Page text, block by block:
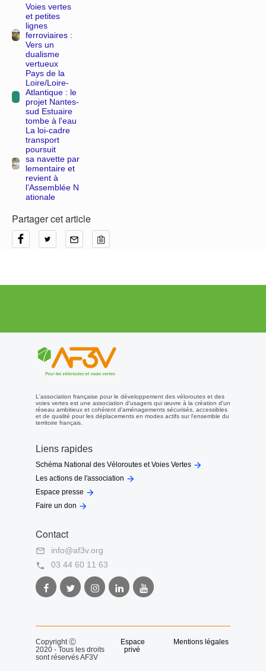
Voies vertes
et petites
lignes
ferroviaires :
Vers un
dualisme
vertueux
Pays de la
Loire/Loire-
Atlantique : le
projet Nantes-
sud Estuaire
tombe à l'eau
La loi-cadre
transport
poursuit
sa navette par
lementaire et
revient à
l’Assemblée N
ationale
Partager cet article
L'association française pour le développement des véloroutes et des
voies vertes est une association d'usagers qui œuvre à la création d'un
réseau ambitieux et cohérent d'aménagements sécurisés, accessibles
et de qualité pour les déplacements en modes actifs sur l'ensemble du
territoire français.
Liens rapides
Schéma National des Véloroutes et Voies Vertes 
Les actions de l'association 
Espace presse 
Faire un don 
Contact

info@af3v.org

03 44 60 11 63
Facebook
AF3V
Twitter
AF3V
Instagram
AF3V
LinkedIn
AF3V
Youtube
AF3V
Copyright Ⓒ
2020 - Tous les droits
sont réservés AF3V
Espace
privé
Mentions légales